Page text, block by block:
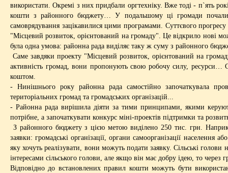
використати. Окремі з них придбали оргтехніку. Вже тоді - п`ять
кошти з районного бюджету… У подальшому ці громади почали
самоврядування зацікавилися цими програмами. Суттєвого
"Місцевий розвиток, орієнтований на громаду". Це відкрило нові
була одна умова: районна рада виділяє таку ж суму з районного
Саме завдяки проекту "Місцевий розвиток, орієнтований на
активність громад, вони пропонують свою робочу силу,
коштом.
- Нинішнього року районна рада самостійно започаткувала
територіальних громад та громадських організацій...
- Районна рада вирішила діяти за тими принципами, якими
потрібне, а започаткувати конкурс міні-проектів підтримки та
З районного бюджету з цією метою виділено 250 тис. грн.
заявки: громадські організації, органи самоорганізації
яку хочуть реалізувати, вони можуть подати заявку. Сільські
інтересами сільського голови, але якщо він має добру ідею, то через
Відповідно до встановлених правил кошти можуть бути